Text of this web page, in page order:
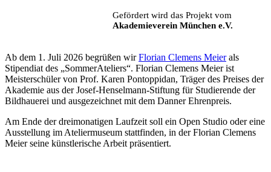
Gefördert wird das Projekt vom
Akademieverein München e.V.
Ab dem 1. Juli 2026 begrüßen wirFlorian Clemens Meierals
Stipendiat des „SommerAteliers“. Florian Clemens Meier ist
Meisterschüler von Prof. Karen Pontoppidan, Träger des Preises der
Akademie aus der Josef-Henselmann-Stiftung für Studierende der
Bildhauerei und ausgezeichnet mit dem Danner Ehrenpreis.
Am Ende der dreimonatigen Laufzeit soll ein Open Studio oder eine
Ausstellung im Ateliermuseum stattfinden, in der Florian Clemens
Meier seine künstlerische Arbeit präsentiert.